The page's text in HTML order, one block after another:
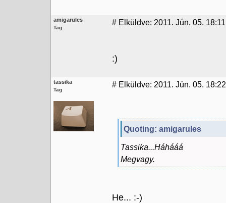
amigarules
Tag
# Elküldve: 2011. Jún. 05. 18:11
:)
tassika
Tag
# Elküldve: 2011. Jún. 05. 18:22
Quoting: amigarules
Tassika...Háhááá
Megvagy.
He... :-)